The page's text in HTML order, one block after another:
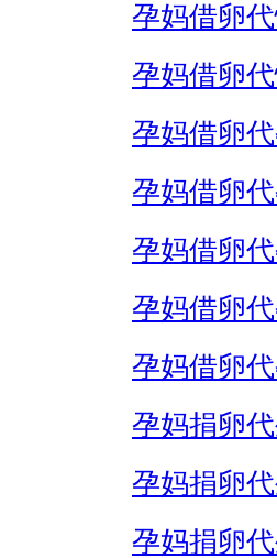
孕妈借卵
孕妈借卵
孕妈借卵
孕妈借卵
孕妈借卵
孕妈借卵
孕妈借卵
孕妈捐卵
孕妈捐卵
孕妈捐卵